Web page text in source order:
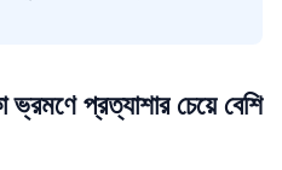
প্রত্যাশার চেয়ে বেশি